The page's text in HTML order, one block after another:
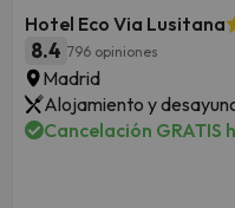
Hotel Eco Via Lusitana
8.4 796 opiniones
Madrid
Alojamiento y
Cancelación GRATIS